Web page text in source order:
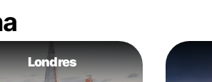
Londres